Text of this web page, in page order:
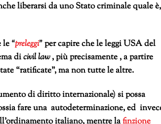
liberarsi da uno Stato criminale quale è,
le “preleggi”per capire che le leggi USA del
dicivil law, più precisamente , a partire
“ratificate”, ma non tutte le altre.
di diritto internazionale) si possa
fare una autodeterminazione, ed
italiano, mentre lafinzione